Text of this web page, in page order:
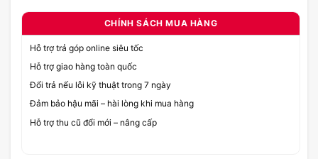
CHÍNH SÁCH MUA HÀNG
Hỗ trợ trả góp online siêu tốc
Hỗ trợ giao hàng toàn quốc
Đổi trả nếu lỗi kỹ thuật trong 7 ngày
Đảm bảo hậu mãi – hài lòng khi mua hàng
Hỗ trợ thu cũ đổi mới – nâng cấp